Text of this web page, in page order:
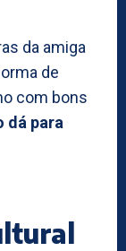
da amiga
de
com bons
dá para